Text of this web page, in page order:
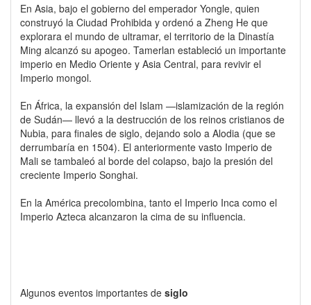
En Asia, bajo el gobierno del emperador Yongle, quien
construyó la Ciudad Prohibida y ordenó a Zheng He que
explorara el mundo de ultramar, el territorio de la Dinastía
Ming alcanzó su apogeo. Tamerlan estableció un importante
imperio en Medio Oriente y Asia Central, para revivir el
Imperio mongol.
En África, la expansión del Islam —islamización de la región
de Sudán— llevó a la destrucción de los reinos cristianos de
Nubia, para finales de siglo, dejando solo a Alodia (que se
derrumbaría en 1504). El anteriormente vasto Imperio de
Mali se tambaleó al borde del colapso, bajo la presión del
creciente Imperio Songhai.
En la América precolombina, tanto el Imperio Inca como el
Imperio Azteca alcanzaron la cima de su influencia.
Algunos eventos importantes de siglo